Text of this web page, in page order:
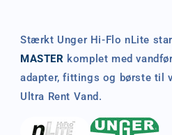
Stærkt Unger Hi-Flo nLite
MASTER komplet med
adapter, fittings og børste til
Ultra Rent Vand.